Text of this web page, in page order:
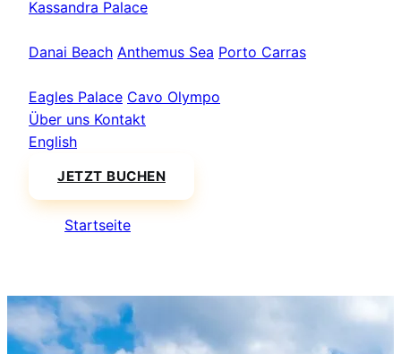
Kassandra Palace
Danai Beach Anthemus Sea Porto Carras
Eagles Palace Cavo Olympo
Über uns Kontakt
English
JETZT BUCHEN
Startseite